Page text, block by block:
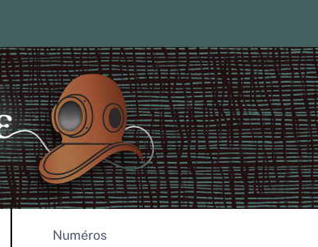
Numéros